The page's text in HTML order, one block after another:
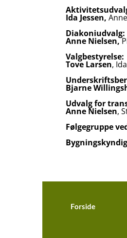
Ida Jessen,
Anne Nielsen,
Tove Larsen,
Bjarne
Udvalg for
Anne Nielsen,
Følgegruppe
Forside